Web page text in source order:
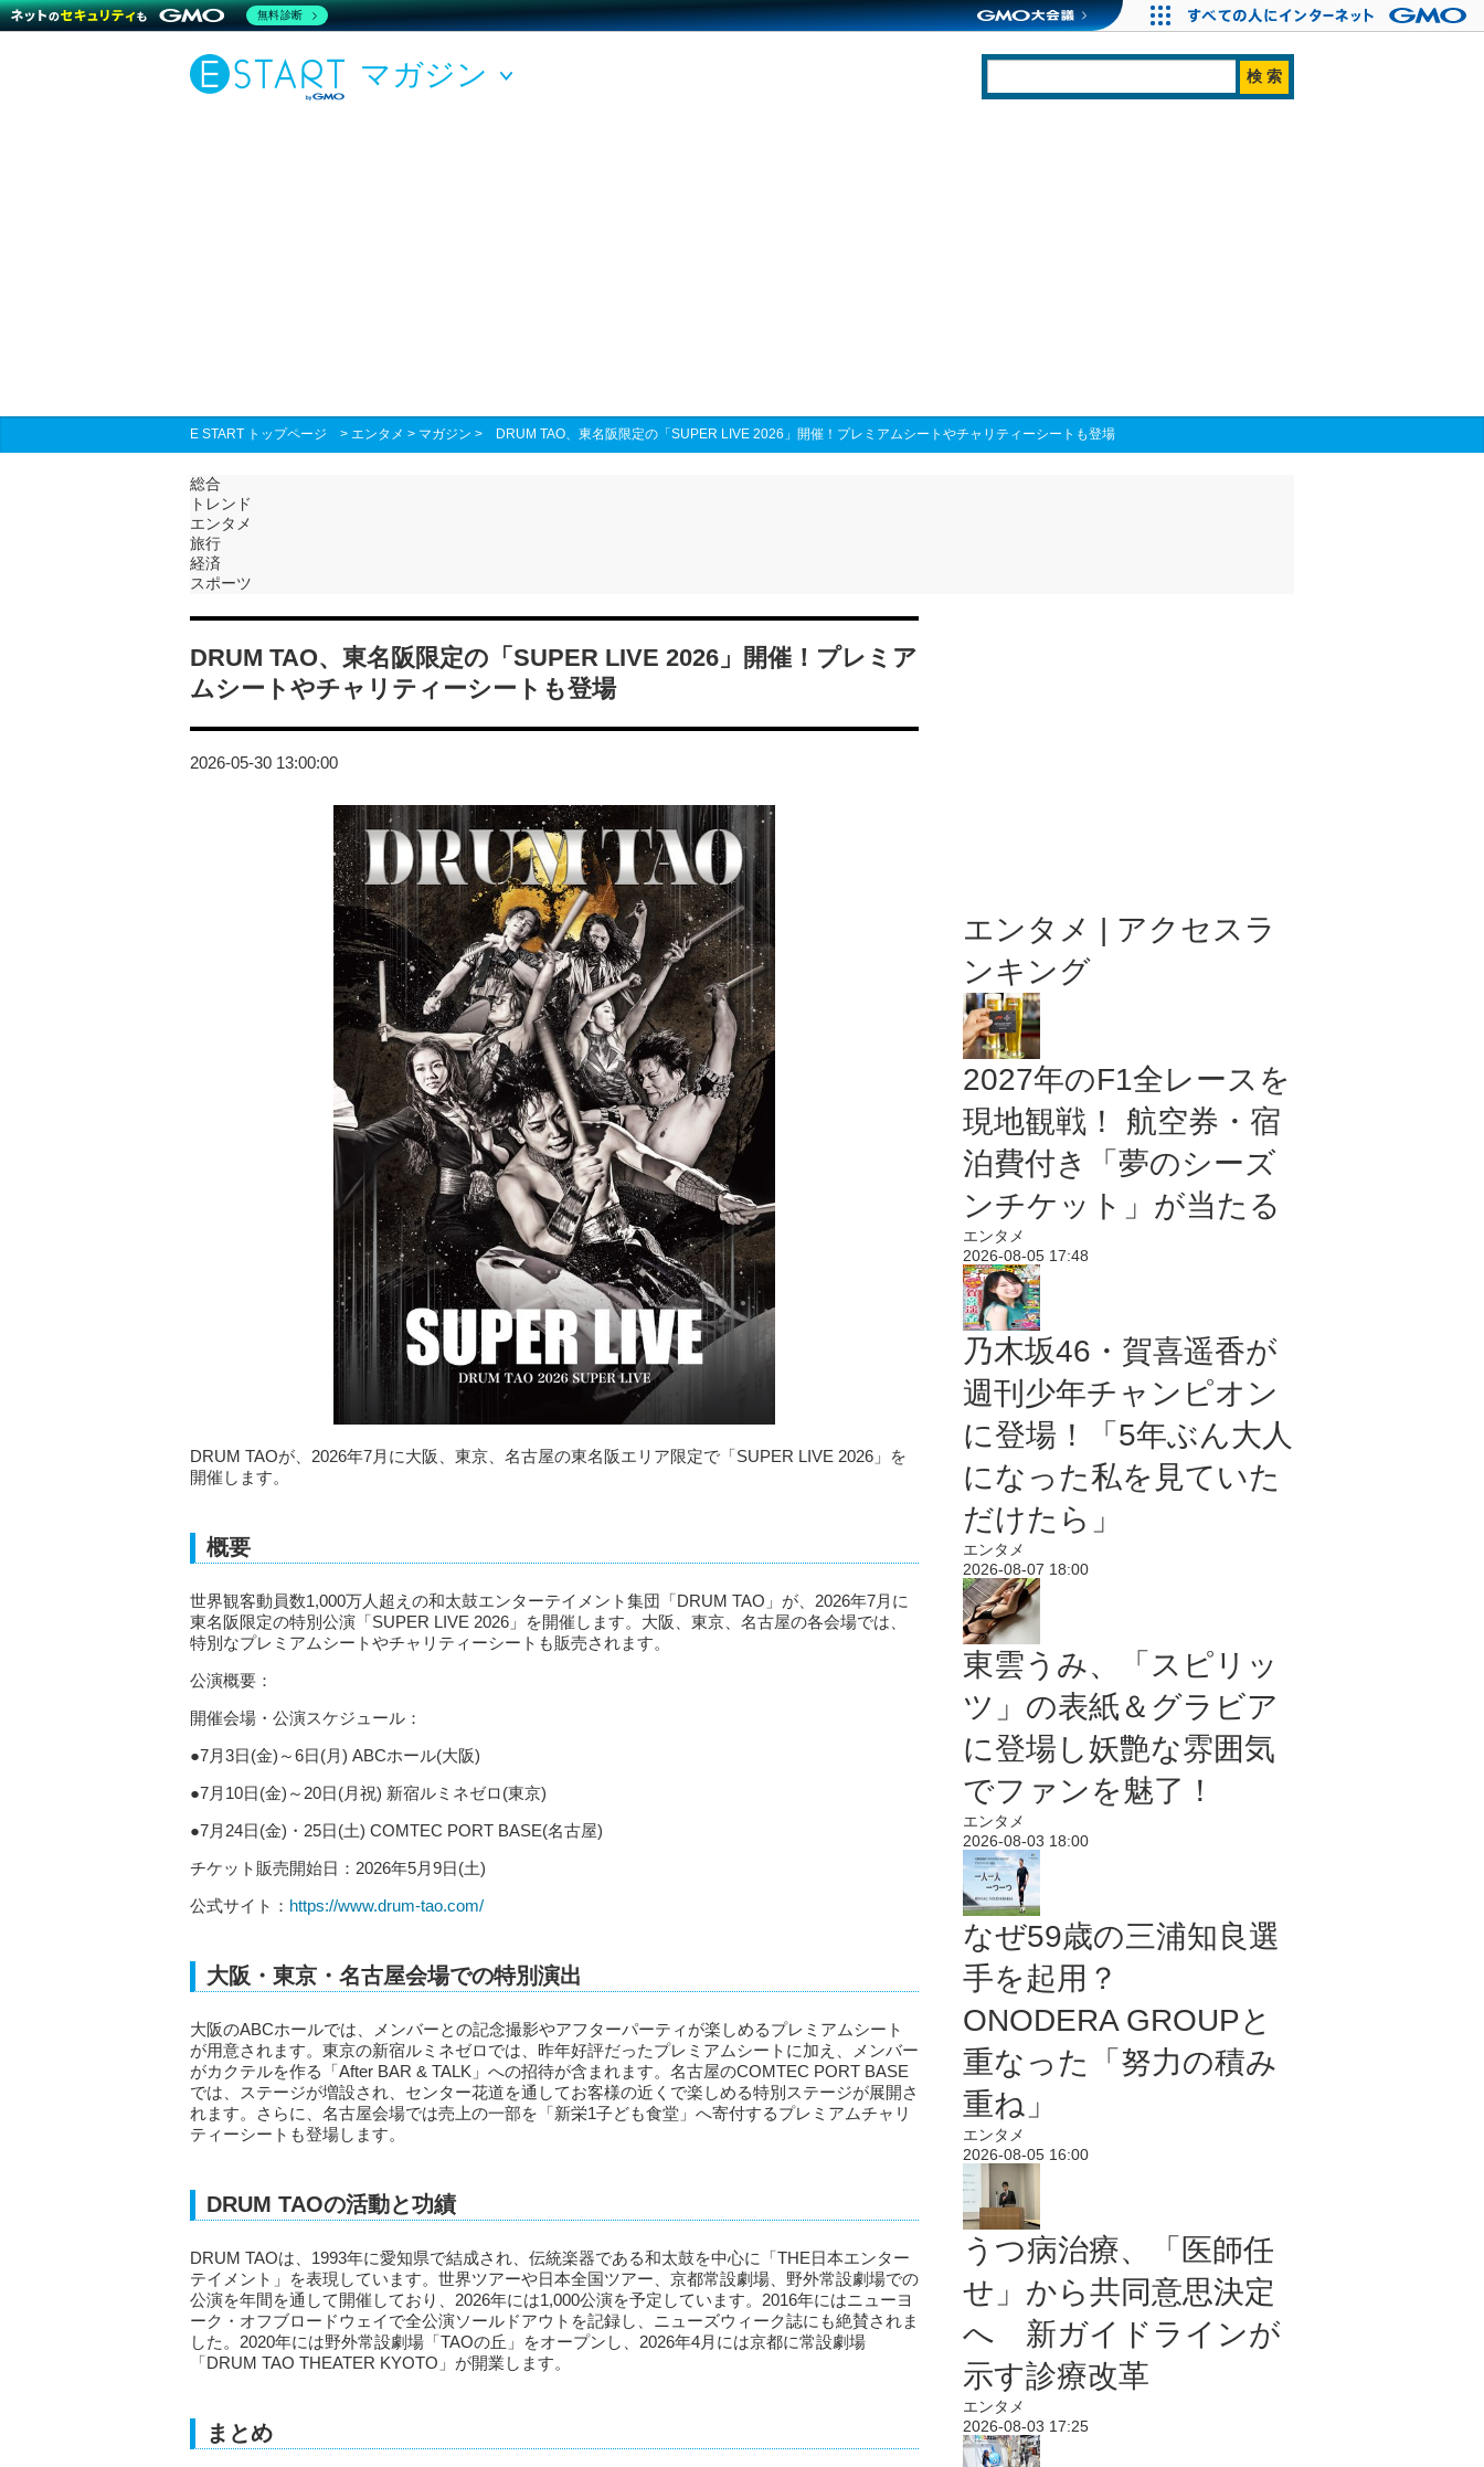
マガジン
E START トップページ > エンタメ > マガジン > DRUM TAO、東名阪限定の「SUPER LIVE 2026」開催！プレミアムシートやチャリティーシートも登場
総合
トレンド
エンタメ
旅行
経済
スポーツ
DRUM TAO、東名阪限定の「SUPER LIVE 2026」開催！プレミア
ムシートやチャリティーシートも登場
2026-05-30 13:00:00
DRUM TAOが、2026年7月に大阪、東京、名古屋の東名阪エリア限定で「SUPER LIVE 2026」を
開催します。
概要
世界観客動員数1,000万人超えの和太鼓エンターテイメント集団「DRUM TAO」が、2026年7月に
東名阪限定の特別公演「SUPER LIVE 2026」を開催します。大阪、東京、名古屋の各会場では、
特別なプレミアムシートやチャリティーシートも販売されます。
公演概要：
開催会場・公演スケジュール：
●7月3日(金)～6日(月) ABCホール(大阪)
●7月10日(金)～20日(月祝) 新宿ルミネゼロ(東京)
●7月24日(金)・25日(土) COMTEC PORT BASE(名古屋)
チケット販売開始日：2026年5月9日(土)
公式サイト： https://www.drum-tao.com/
大阪・東京・名古屋会場での特別演出
大阪のABCホールでは、メンバーとの記念撮影やアフターパーティが楽しめるプレミアムシート
が用意されます。東京の新宿ルミネゼロでは、昨年好評だったプレミアムシートに加え、メンバー
がカクテルを作る「After BAR & TALK」への招待が含まれます。名古屋のCOMTEC PORT BASE
では、ステージが増設され、センター花道を通してお客様の近くで楽しめる特別ステージが展開さ
れます。さらに、名古屋会場では売上の一部を「新栄1子ども食堂」へ寄付するプレミアムチャリ
ティーシートも登場します。
DRUM TAOの活動と功績
DRUM TAOは、1993年に愛知県で結成され、伝統楽器である和太鼓を中心に「THE日本エンター
テイメント」を表現しています。世界ツアーや日本全国ツアー、京都常設劇場、野外常設劇場での
公演を年間を通して開催しており、2026年には1,000公演を予定しています。2016年にはニューヨ
ーク・オフブロードウェイで全公演ソールドアウトを記録し、ニューズウィーク誌にも絶賛されま
した。2020年には野外常設劇場「TAOの丘」をオープンし、2026年4月には京都に常設劇場
「DRUM TAO THEATER KYOTO」が開業します。
まとめ
エンタメ | アクセスラ
ンキング
2027年のF1全レースを
現地観戦！ 航空券・宿
泊費付き「夢のシーズ
ンチケット」が当たる
エンタメ
2026-08-05 17:48
乃木坂46・賀喜遥香が
週刊少年チャンピオン
に登場！「5年ぶん大人
になった私を見ていた
だけたら」
エンタメ
2026-08-07 18:00
東雲うみ、「スピリッ
ツ」の表紙＆グラビア
に登場し妖艶な雰囲気
でファンを魅了！
エンタメ
2026-08-03 18:00
なぜ59歳の三浦知良選
手を起用？
ONODERA GROUPと
重なった「努力の積み
重ね」
エンタメ
2026-08-05 16:00
うつ病治療、「医師任
せ」から共同意思決定
へ 新ガイドラインが
示す診療改革
エンタメ
2026-08-03 17:25
無料診断